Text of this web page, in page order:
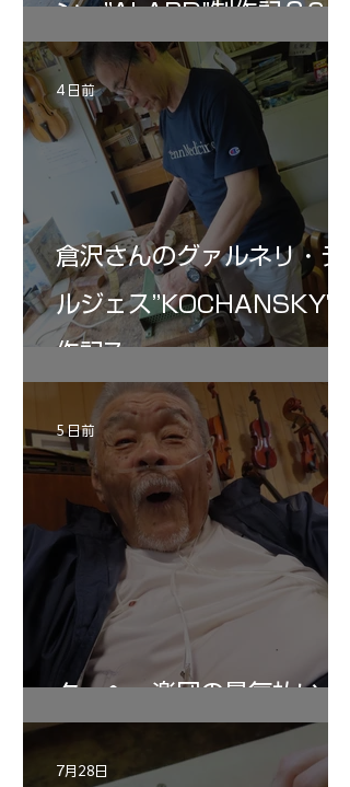
ン ”ALARD"制作記３6
倉沢さんのグァルネリ・デ
ルジェス”KOCHANSKY"制
作記7
4 日前
ターヘー楽団の暑気払い
5 日前
7月28日